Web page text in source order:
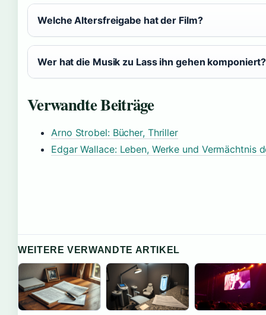
Welche Altersfreigabe hat der Film?
Wer hat die Musik zu Lass ihn gehen komponiert?
Verwandte Beiträge
Arno Strobel: Bücher, Thriller
Edgar Wallace: Leben, Werke und Vermächtnis
WEITERE VERWANDTE ARTIKEL